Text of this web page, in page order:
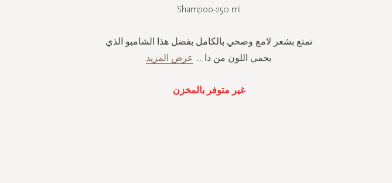
Shampoo-250 ml
تمتع بشعر لامع وصحي بالكامل بفضل هذا الشامبو الذي
يحمي اللون من ذا ... عرض المزيد
غير متوفر بالمخزن